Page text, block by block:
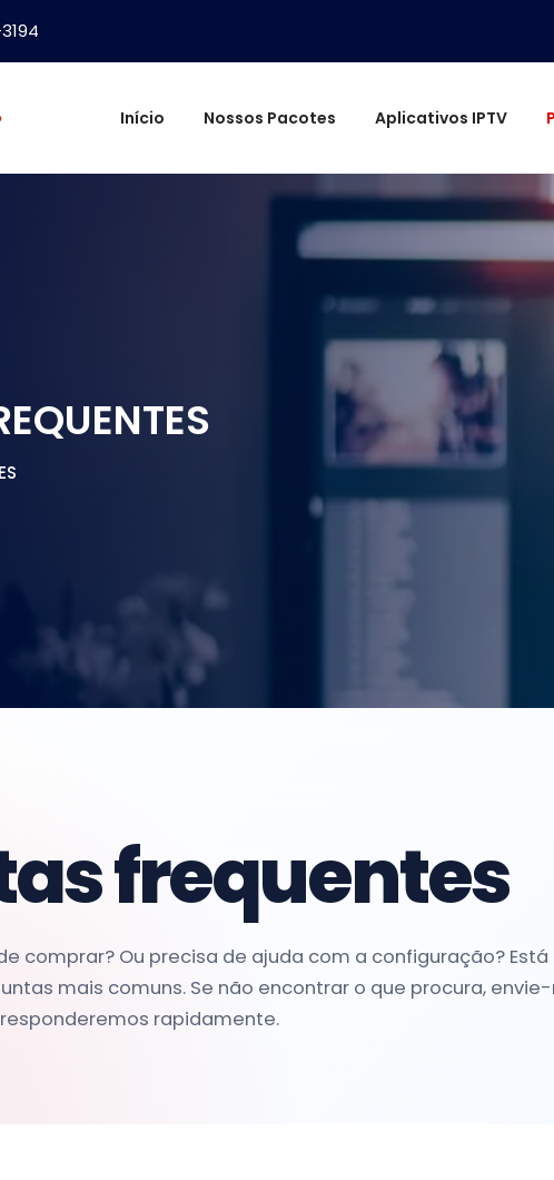
🎁 Teste
Início Nossos Pacotes Aplicativos IPTV
frequentes
comprar? Ou precisa de ajuda com a configuração?
mais comuns. Se não encontrar o que procura,
rapidamente.